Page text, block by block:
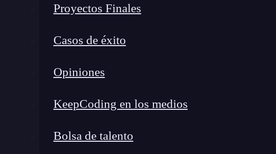
Proyectos Finales
Casos de éxito
Opiniones
KeepCoding en los medios
Bolsa de talento
internacionales. No se trata solo de mejoras en velocidad o
varios aspectos.
5 Tendencias clave de PWA 2.0